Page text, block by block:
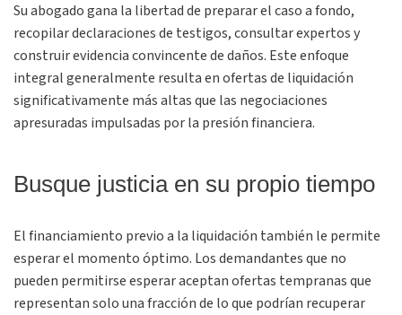
Su abogado gana la libertad de preparar el caso a fondo,
recopilar declaraciones de testigos, consultar expertos y
construir evidencia convincente de daños. Este enfoque
integral generalmente resulta en ofertas de liquidación
significativamente más altas que las negociaciones
apresuradas impulsadas por la presión financiera.
Busque justicia en su propio tiempo
El financiamiento previo a la liquidación también le permite
esperar el momento óptimo. Los demandantes que no
pueden permitirse esperar aceptan ofertas tempranas que
representan solo una fracción de lo que podrían recuperar